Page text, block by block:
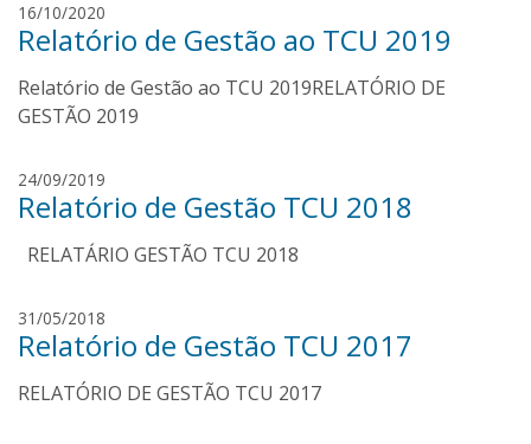
a
r
e
16/10/2020
a
l
o
r
e
Relatório de Gestão ao TCU 2019
Relatório de Gestão ao TCU 2019RELATÓRIO DE
GESTÃO 2019
24/09/2019
a
l
a
r
Relatório de Gestão TCU 2018
RELATÁRIO GESTÃO TCU 2018
31/05/2018
a
l
Relatório de Gestão TCU 2017
RELATÓRIO DE GESTÃO TCU 2017